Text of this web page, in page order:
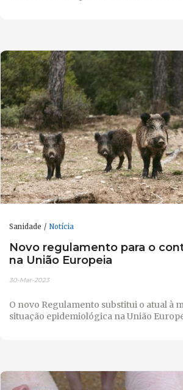
Sanidade Notícia
Novo regulamento para o
na União Europeia
30-Mar-2023
O novo Regulamento substitui o atual à
situação epidemiológica na União